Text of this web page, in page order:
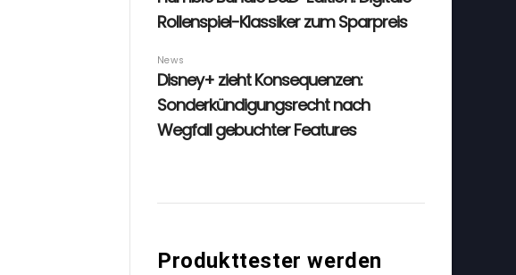
Produkttester werden